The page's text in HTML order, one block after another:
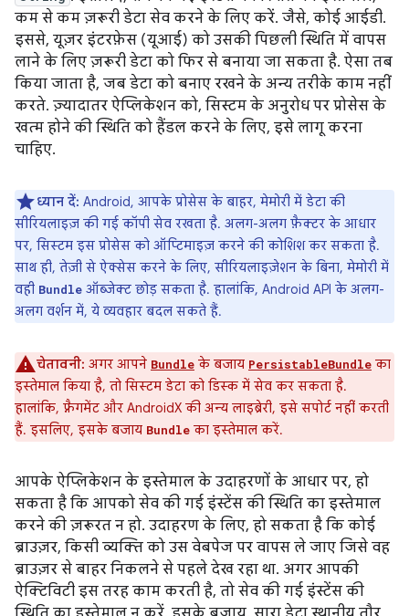
कम से कम ज़रूरी डेटा सेव करने के लिए करें. जैसे, कोई आईडी.
इससे, यूज़र इंटरफ़ेस (यूआई) को उसकी पिछली स्थिति में वापस
लाने के लिए ज़रूरी डेटा को फिर से बनाया जा सकता है. ऐसा तब
किया जाता है, जब डेटा को बनाए रखने के अन्य तरीके काम नहीं
करते. ज़्यादातर ऐप्लिकेशन को, सिस्टम के अनुरोध पर प्रोसेस के
खत्म होने की स्थिति को हैंडल करने के लिए, इसे लागू करना
चाहिए.
ध्यान दें: Android, आपके प्रोसेस के बाहर, मेमोरी में डेटा की
सीरियलाइज़ की गई कॉपी सेव रखता है. अलग-अलग फ़ैक्टर के आधार
पर, सिस्टम इस प्रोसेस को ऑप्टिमाइज़ करने की कोशिश कर सकता है.
साथ ही, तेज़ी से ऐक्सेस करने के लिए, सीरियलाइज़ेशन के बिना, मेमोरी में
वही Bundle ऑब्जेक्ट छोड़ सकता है. हालांकि, Android API के अलग-
अलग वर्शन में, ये व्यवहार बदल सकते हैं.
चेतावनी: अगर आपने Bundle के बजाय PersistableBundle का
इस्तेमाल किया है, तो सिस्टम डेटा को डिस्क में सेव कर सकता है.
हालांकि, फ़्रैगमेंट और AndroidX की अन्य लाइब्रेरी, इसे सपोर्ट नहीं करती
हैं. इसलिए, इसके बजाय Bundle का इस्तेमाल करें.
आपके ऐप्लिकेशन के इस्तेमाल के उदाहरणों के आधार पर, हो
सकता है कि आपको सेव की गई इंस्टेंस की स्थिति का इस्तेमाल
करने की ज़रूरत न हो. उदाहरण के लिए, हो सकता है कि कोई
ब्राउज़र, किसी व्यक्ति को उस वेबपेज पर वापस ले जाए जिसे वह
ब्राउज़र से बाहर निकलने से पहले देख रहा था. अगर आपकी
ऐक्टिविटी इस तरह काम करती है, तो सेव की गई इंस्टेंस की